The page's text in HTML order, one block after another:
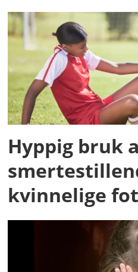
Hyppig bruk
kvinnelige